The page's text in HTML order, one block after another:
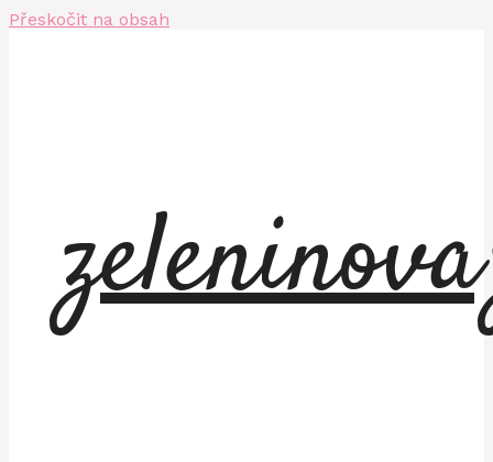
Přeskočit na obsah